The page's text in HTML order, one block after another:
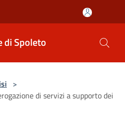
di Spoleto
>
di servizi a supporto dei